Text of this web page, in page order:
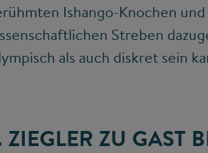
Ishango-Knochen
Streben
als auch diskret sein
ZU GAST